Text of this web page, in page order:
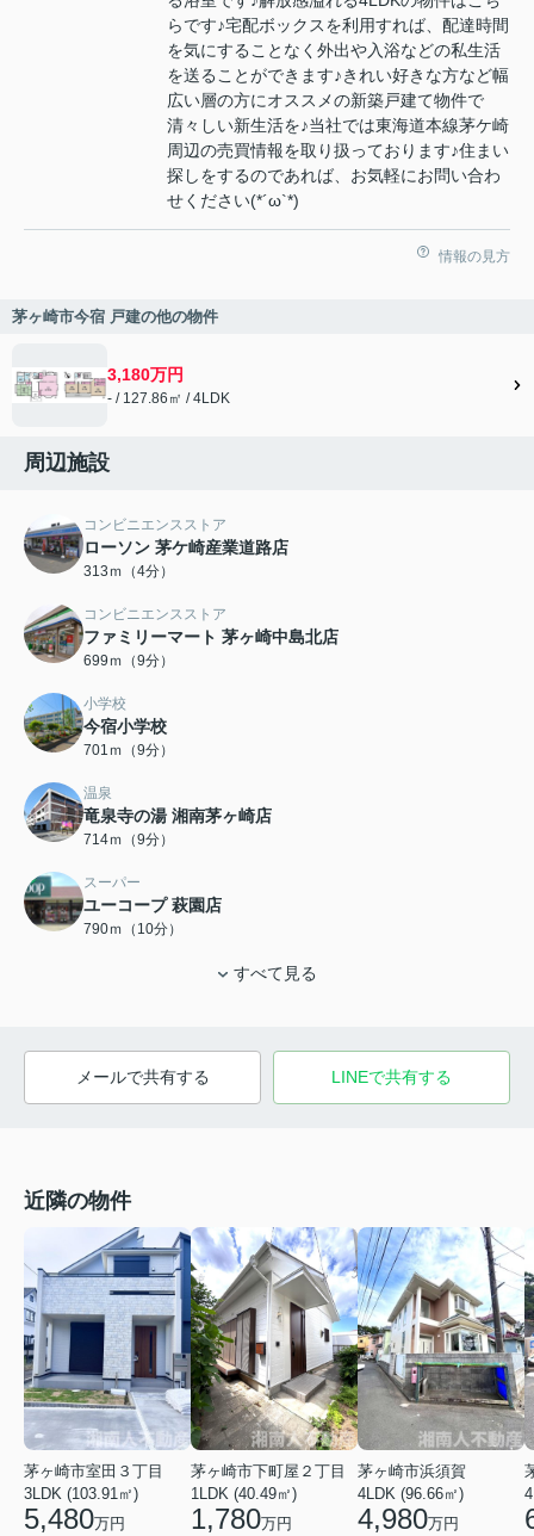
らです♪宅配ボックスを利用すれば、配達時間
を気にすることなく外出や入浴などの私生活
を送ることができます♪きれい好きな方など幅
広い層の方にオススメの新築戸建て物件で
清々しい新生活を♪当社では東海道本線茅ケ崎
周辺の売買情報を取り扱っております♪住まい
探しをするのであれば、お気軽にお問い合わ
せください(*´ω`*)
情報の見方
茅ヶ崎市今宿 戸建の他の物件
3,180万円
- / 127.86㎡ / 4LDK
周辺施設
コンビニエンスストア
ローソン 茅ケ崎産業道路店
313ｍ（4分）
コンビニエンスストア
ファミリーマート 茅ヶ崎中島北店
699ｍ（9分）
小学校
今宿小学校
701ｍ（9分）
温泉
竜泉寺の湯 湘南茅ヶ崎店
714ｍ（9分）
スーパー
ユーコープ 萩園店
790ｍ（10分）
すべて見る
メールで共有する LINEで共有する
近隣の物件
茅ヶ崎市室田３丁目
3LDK (103.91㎡)
5,480万円
茅ヶ崎市下町屋２丁目
1LDK (40.49㎡)
1,780万円
茅ヶ崎市浜須賀
4LDK (96.66㎡)
4,980万円